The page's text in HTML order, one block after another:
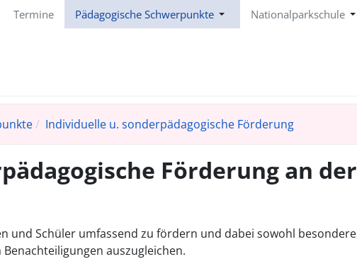
Termine Pädagogische Schwerpunkte Nationalparkschule
Individuelle u. sonderpädagogische Förderung
Förderung an der
und Schüler umfassend zu fördern und dabei sowohl besondere
auszugleichen.